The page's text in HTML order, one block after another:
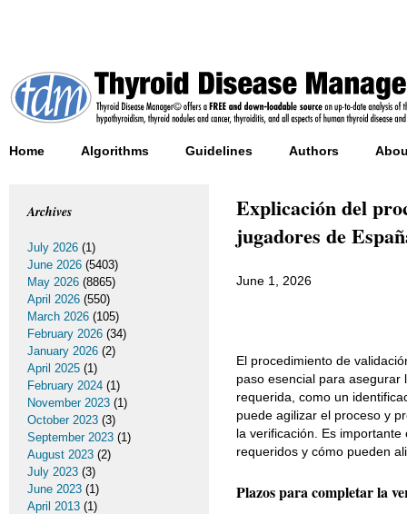
Home Algorithms Guidelines Authors
Explicación del
jugadores de
June 1, 2026
El procedimiento de
paso esencial para
requerida, como un
puede agilizar el proceso y
la verificación. Es
requeridos y cómo pueden
Plazos para completar la
Archives
July 2026 (1)
June 2026 (5403)
May 2026 (8865)
April 2026 (550)
March 2026 (105)
February 2026 (34)
January 2026 (2)
April 2025 (1)
February 2024 (1)
November 2023 (1)
October 2023 (3)
September 2023 (1)
August 2023 (2)
July 2023 (3)
June 2023 (1)
April 2013 (1)